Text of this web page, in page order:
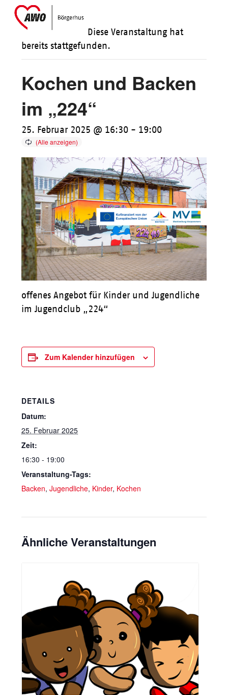
SkipOpen
mobile
Close
mobile
Diese Veranstaltung hat
bereits stattgefunden.
Kochen und Backen
im „224“
25. Februar 2025 @ 16:30 - 19:00
offenes Angebot für Kinder und Jugendliche
im Jugendclub „224“
Zum Kalender hinzufügen
DETAILS
Datum:
25. Februar 2025
Zeit:
16:30 - 19:00
Veranstaltung-Tags:
Backen,Jugendliche, Kinder, Kochen
Ähnliche Veranstaltungen